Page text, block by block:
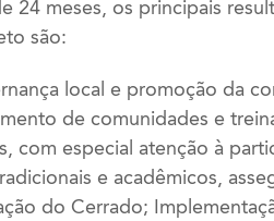
24 meses, os principais
são:
local e promoção da
de comunidades e
com especial atenção à
e acadêmicos,
do Cerrado;